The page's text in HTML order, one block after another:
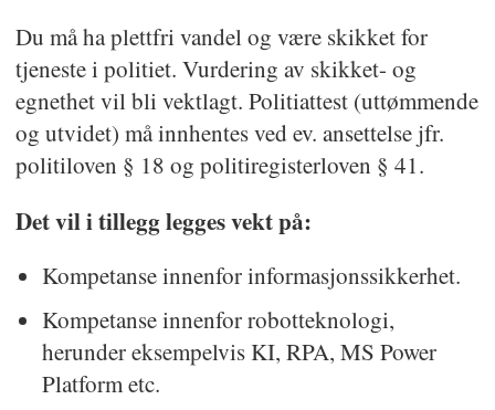
Du må ha plettfri vandel og være skikket for
tjeneste i politiet. Vurdering av skikket- og
egnethet vil bli vektlagt. Politiattest (uttømmende
og utvidet) må innhentes ved ev. ansettelse jfr.
politiloven § 18 og politiregisterloven § 41.
Det vil i tillegg legges vekt på:
Kompetanse innenfor informasjonssikkerhet.
Kompetanse innenfor robotteknologi,
herunder eksempelvis KI, RPA, MS Power
Platform etc.